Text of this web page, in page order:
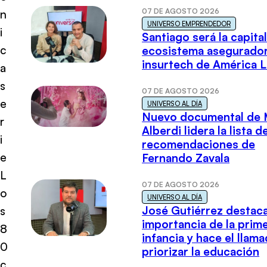
n
i
c
a
s
e
r
i
e
L
o
s
8
0
07 DE AGOSTO 2026
UNIVERSO EMPRENDEDOR
Santiago será la
ecosistema
insurtech de América
07 DE AGOSTO 2026
UNIVERSO AL DÍA
Nuevo documental de
Alberdi lidera la lista
recomendaciones de
Fernando Zavala
07 DE AGOSTO 2026
UNIVERSO AL DÍA
José Gutiérrez
importancia de la
infancia y hace el
priorizar la educación